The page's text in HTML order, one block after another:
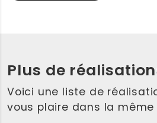
Plus de
Voici une liste de
vous plaire dans la